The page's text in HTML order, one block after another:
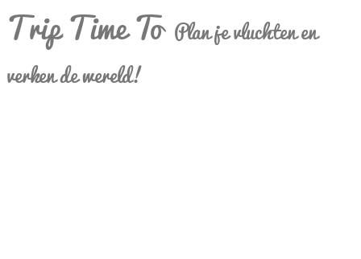
Trip Time To Plan je vluchten en
verken de wereld!